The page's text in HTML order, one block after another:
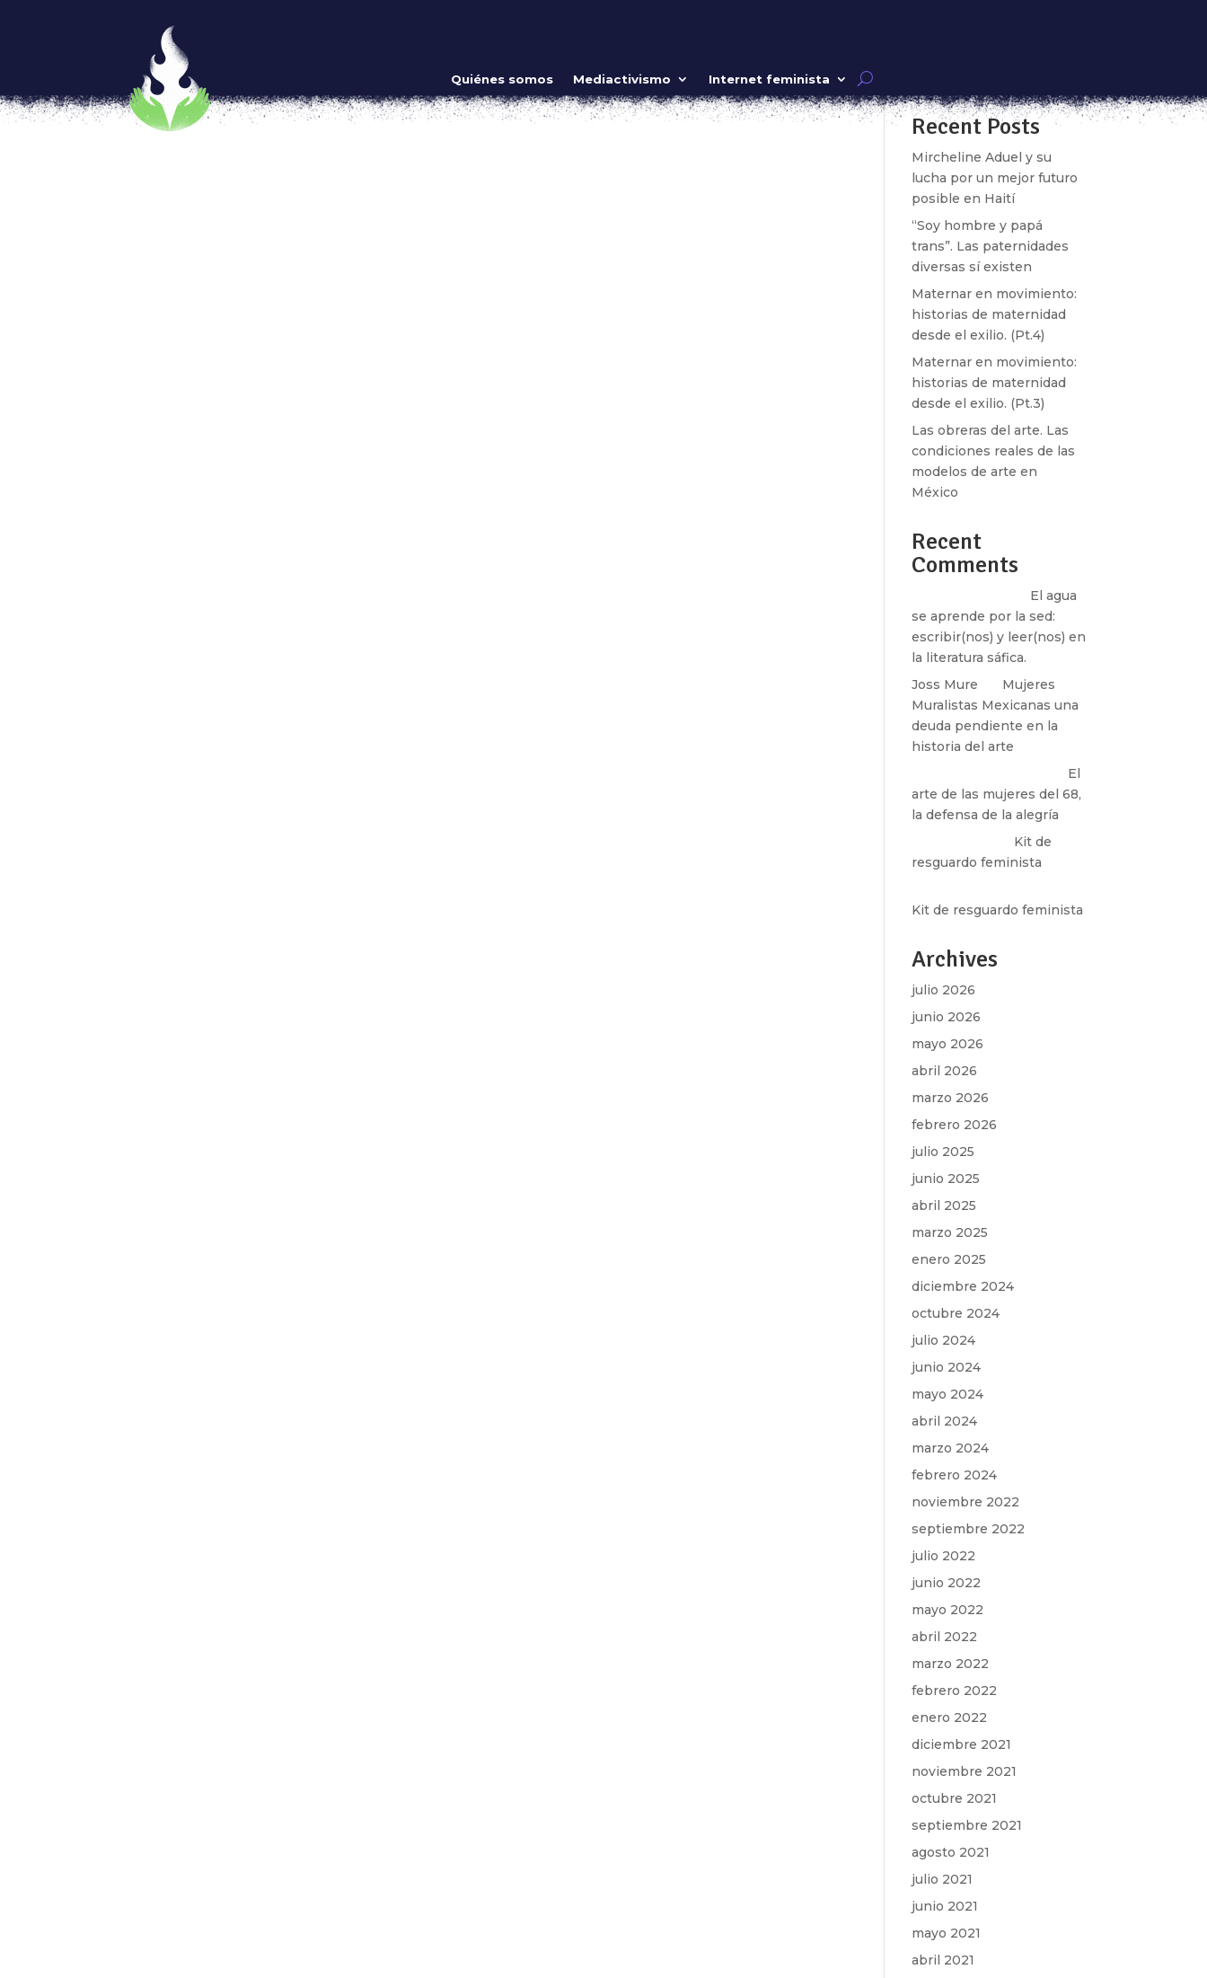
Quiénes somos Mediactivismo Internet feminista
Xareny Orzal, los títeres y el mundo de posibilidades
por Aide Nohemi|May 28, 2019|Genias,Video
Ves un pequeño teatro, decides entrar y te sientas en primera fila a esperar que la magia suceda, quedas
Recent Posts
Mircheline Aduel y su
lucha por un mejor futuro
posible en Haití
“Soy hombre y papá
trans”. Las paternidades
diversas sí existen
Maternar en movimiento:
historias de maternidad
desde el exilio. (Pt.4)
Maternar en movimiento:
historias de maternidad
desde el exilio. (Pt.3)
Las obreras del arte. Las
condiciones reales de las
modelos de arte en
México
Recent
Comments
El agua
se aprende por la sed:
escribir(nos) y leer(nos) en
la literatura sáfica.
Joss Mure
Mujeres
Muralistas Mexicanas una
deuda pendiente en la
historia del arte
El
arte de las mujeres del 68,
la defensa de la alegría
Kit de
resguardo feminista
Kit de resguardo feminista
Archives
julio 2026
junio 2026
mayo 2026
abril 2026
marzo 2026
febrero 2026
julio 2025
junio 2025
abril 2025
marzo 2025
enero 2025
diciembre 2024
octubre 2024
julio 2024
junio 2024
mayo 2024
abril 2024
marzo 2024
febrero 2024
noviembre 2022
septiembre 2022
julio 2022
junio 2022
mayo 2022
abril 2022
marzo 2022
febrero 2022
enero 2022
diciembre 2021
noviembre 2021
octubre 2021
septiembre 2021
agosto 2021
julio 2021
junio 2021
mayo 2021
abril 2021